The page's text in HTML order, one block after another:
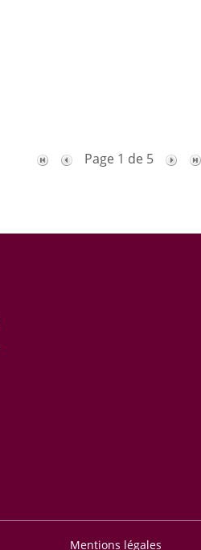
Page 1 de 5
Mentions légales